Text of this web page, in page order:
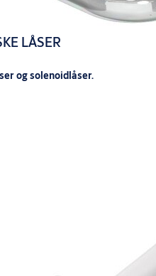
LÅSER
og solenoidlåser.